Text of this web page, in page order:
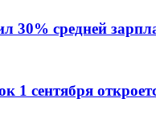
30% средней
сентября